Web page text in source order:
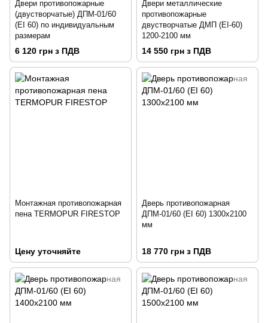
Двери противопожарные
(двустворчатые) ДПМ-01/60
(EI 60) по индивидуальным
размерам
6 120 грн з ПДВ
Двери металлические
противопожарные
двустворчатые ДМП (ЕІ-60)
1200-2100 мм
14 550 грн з ПДВ
Монтажная противопожарная
пена TERMOPUR FIRESTOP
Цену уточняйте
Дверь противопожарная
ДПМ-01/60 (EI 60) 1300х2100
мм
18 770 грн з ПДВ